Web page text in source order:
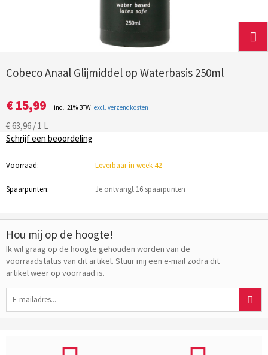
Cobeco Anaal Glijmiddel op Waterbasis 250ml
€ 15,99 incl. 21% BTW| excl. verzendkosten
€ 63,96 / 1 L
Schrijf een beoordeling
Voorraad: Leverbaar in week 42
Spaarpunten: Je ontvangt 16 spaarpunten
Hou mij op de hoogte!
Ik wil graag op de hoogte gehouden worden van de
voorraadstatus van dit artikel. Stuur mij een e-mail zodra dit
artikel weer op voorraad is.